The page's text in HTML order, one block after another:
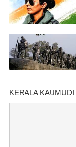
KERALA KAUMUDI